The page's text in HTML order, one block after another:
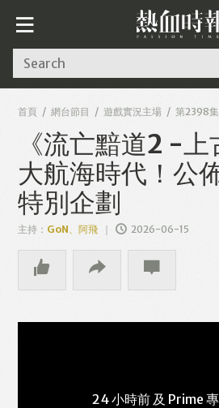
Search
首頁 網台節目 遊戲實況主場 第2398集
《流亡黯道2 -上
大航海時代！公
特別企劃
主持： GoN、阿飛 2026-06-15
24 小時前 及 Prime